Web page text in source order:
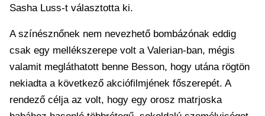
Sasha Luss-t választotta ki.
A színésznőnek nem nevezhető bombázónak eddig
csak egy mellékszerepe volt a Valerian-ban, mégis
valamit megláthatott benne Besson, hogy utána rögtön
nekiadta a következő akciófilmjének főszerepét. A
rendező célja az volt, hogy egy orosz matrjoska